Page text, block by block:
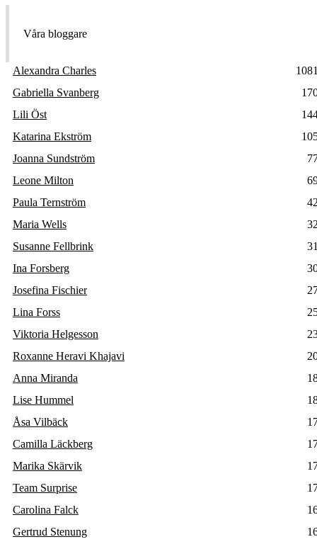
Våra bloggare
Alexandra Charles
Gabriella Svanberg
Lili Öst
Katarina Ekström
Joanna Sundström
Leone Milton
Paula Ternström
Maria Wells
Susanne Fellbrink
Ina Forsberg
Josefina Fischier
Lina Forss
Viktoria Helgesson
Roxanne Heravi Khajavi
Anna Miranda
Lise Hummel
Åsa Vilbäck
Camilla Läckberg
Marika Skärvik
Team Surprise
Carolina Falck
Gertrud Stenung